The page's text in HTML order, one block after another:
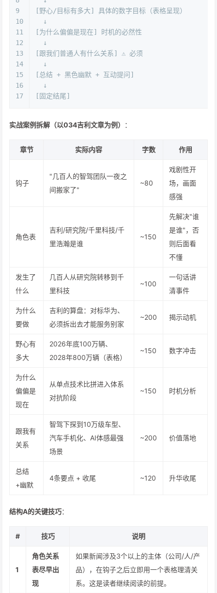
9
10
11
12
13
14
15
16
17
[野心/目标有多大] 具体的数字目标（表格呈现）
  ↓
[为什么偏偏是现在] 时机的必然性
  ↓
[跟我们普通人有什么关系] ⚠️ 必须
  ↓
[总结 + 黑色幽默 + 互动提问]
  ↓
[固定结尾]
实战案例拆解（以034吉利文章为例） ：
章节 实际内容 字数 作用
钩子
"几百人的智驾团队一夜之
间搬家了"
~80
戏剧性开
场，画面
感强
角色表
吉利/研究院/千里科技/千
里浩瀚是谁
~150
先解决"谁
是谁"，否
则后面看
不懂
发生了
什么
几百人从研究院转移到千
里科技
~100
一句话讲
清事件
为什么
要做
吉利的算盘：对标华为、
必须拆出去才能服务别家
~200 揭示动机
野心有
多大
2026年底100万辆、
2028年800万辆（表格）
~150 数字冲击
为什么
偏偏是
现在
从单点技术比拼进入体系
对抗阶段
~150 时机分析
跟我有
关系
智驾下探到10万级车型、
汽车手机化、AI体感最强
场景
~200 价值落地
总结
+幽默
4条要点 + 收尾 ~120 升华收尾
结构A的关键技巧：
# 技巧 说明
1
角色关系
表尽早出
现
如果新闻涉及3个以上的主体（公司/人/产
品），在钩子之后立即用一个表格理清关
系。这是读者继续阅读的前提。